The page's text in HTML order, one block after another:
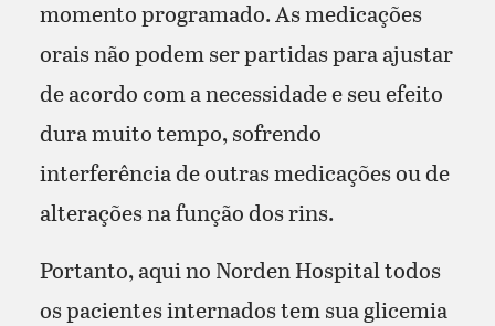
momento programado. As medicações
orais não podem ser partidas para ajustar
de acordo com a necessidade e seu efeito
dura muito tempo, sofrendo
interferência de outras medicações ou de
alterações na função dos rins.
Portanto, aqui no Norden Hospital todos
os pacientes internados tem sua glicemia